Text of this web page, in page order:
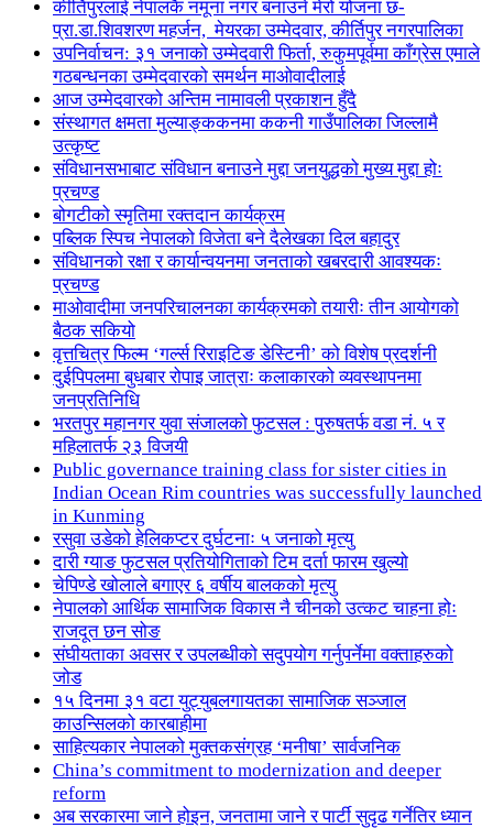
कीर्तिपुरलाई नेपालकै नमूना नगर बनाउने मेरो योजना छ-
प्रा.डा.शिवशरण महर्जन, मेयरका उम्मेदवार, कीर्तिपुर नगरपालिका
उपनिर्वाचन: ३१ जनाको उम्मेदवारी फिर्ता, रुकुमपूर्वमा काँग्रेस एमाले
गठबन्धनका उम्मेदवारको समर्थन माओवादीलाई
आज उम्मेदवारको अन्तिम नामावली प्रकाशन हुँदै
संस्थागत क्षमता मुल्याङ्ककनमा ककनी गाउँपालिका जिल्लामै
उत्कृष्ट
संविधानसभाबाट संविधान बनाउने मुद्दा जनयुद्धको मुख्य मुद्दा होः
प्रचण्ड
बोगटीको स्मृतिमा रक्तदान कार्यक्रम
पब्लिक स्पिच नेपालको विजेता बने दैलेखका दिल बहादुर
संविधानको रक्षा र कार्यान्वयनमा जनताको खबरदारी आवश्यकः
प्रचण्ड
माओवादीमा जनपरिचालनका कार्यक्रमको तयारीः तीन आयोगको
बैठक सकियो
वृत्तचित्र फिल्म ‘गर्ल्स रिराइटिङ डेस्टिनी’ को विशेष प्रदर्शनी
दुईपिपलमा बुधबार रोपाइ जात्राः कलाकारको व्यवस्थापनमा
जनप्रतिनिधि
भरतपुर महानगर युवा संजालको फुटसल : पुरुषतर्फ वडा नं. ५ र
महिलातर्फ २३ विजयी
Public governance training class for sister cities in
Indian Ocean Rim countries was successfully launched
in Kunming
रसुवा उडेको हेलिकप्टर दुर्घटनाः ५ जनाको मृत्यु
दारी ग्याङ फुटसल प्रतियोगिताको टिम दर्ता फारम खुल्यो
चेपिण्डे खोलाले बगाएर ६ वर्षीय बालकको मृत्यु
नेपालको आर्थिक सामाजिक विकास नै चीनको उत्कट चाहना होः
राजदूत छन सोङ
संघीयताका अवसर र उपलब्धीको सदुपयोग गर्नुपर्नेमा वक्ताहरुको
जोड
१५ दिनमा ३१ वटा युट्युबलगायतका सामाजिक सञ्जाल
काउन्सिलको कारबाहीमा
साहित्यकार नेपालको मुक्तकसंग्रह ‘मनीषा’ सार्वजनिक
China’s commitment to modernization and deeper
reform
अब सरकारमा जाने होइन, जनतामा जाने र पार्टी सुदृढ गर्नेतिर ध्यान